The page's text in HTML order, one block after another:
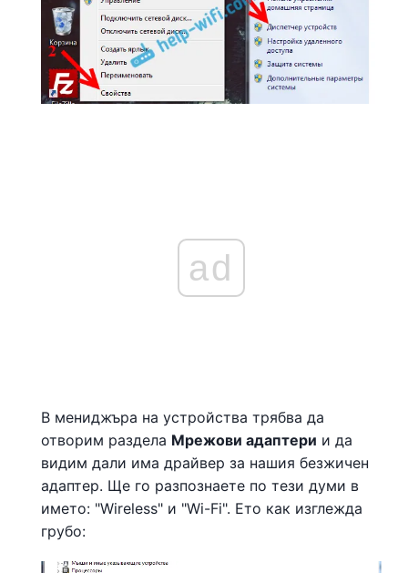
ad
В мениджъра на устройства трябва да
отворим раздела Мрежови адаптери и да
видим дали има драйвер за нашия безжичен
адаптер. Ще го разпознаете по тези думи в
името: "Wireless" и "Wi-Fi". Ето как изглежда
грубо: